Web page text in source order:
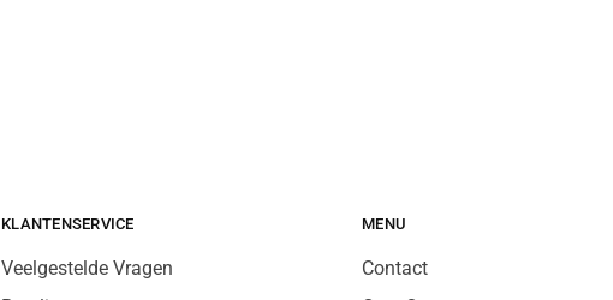
KLANTENSERVICE
Veelgestelde Vragen
MENU
Contact